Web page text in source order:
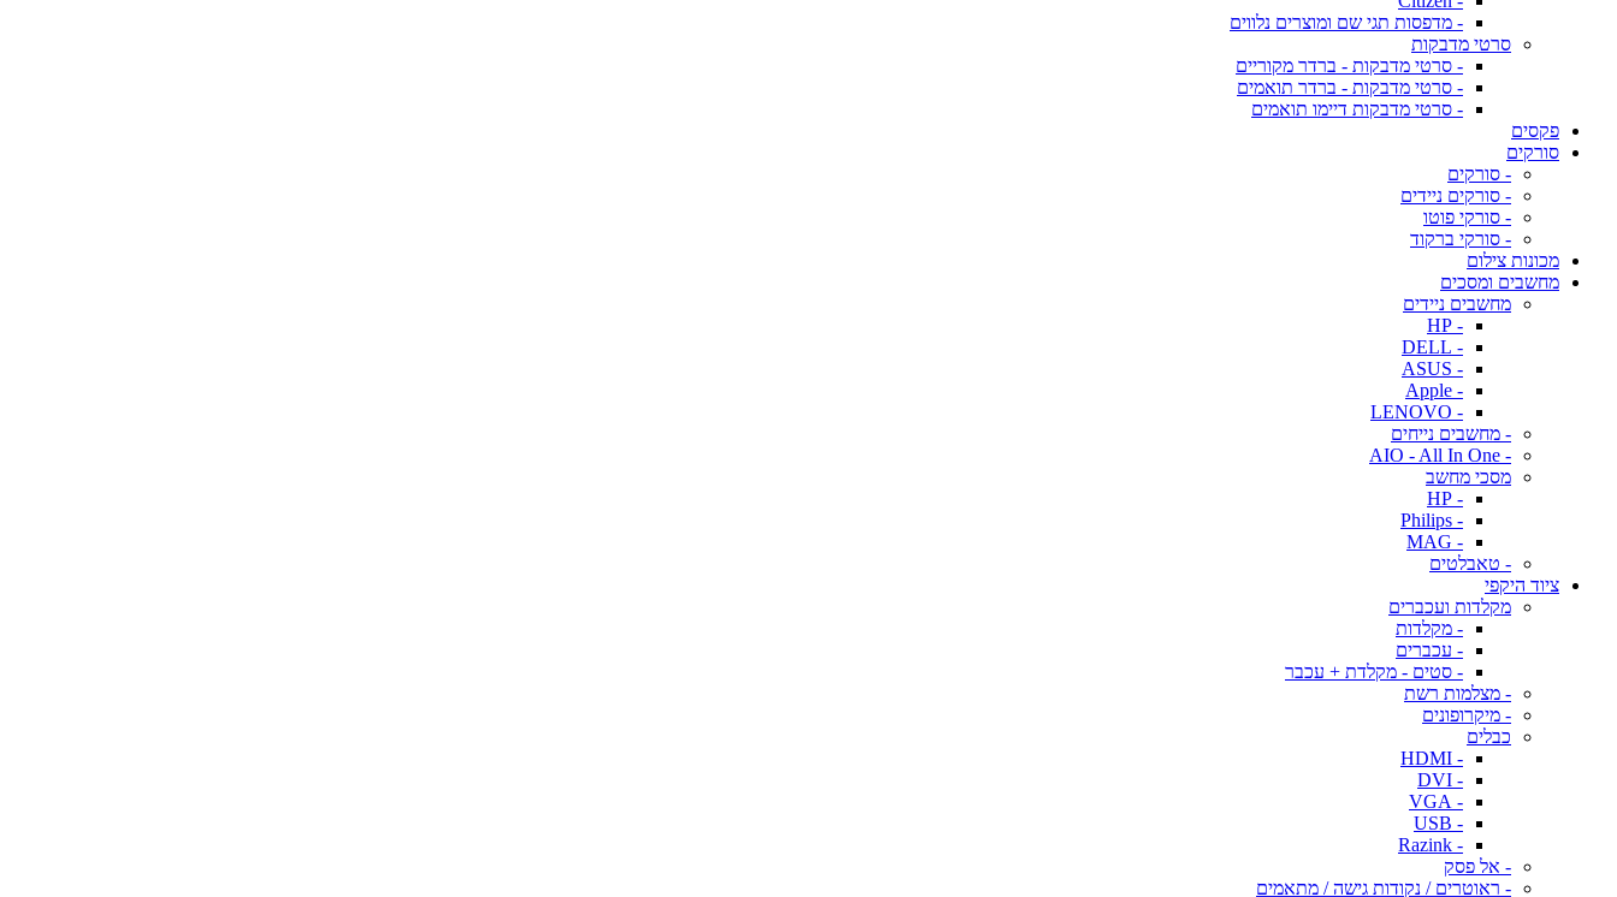
- מדפסות תגי שם ומוצרים נלווים
סרטי מדבקות
- סרטי מדבקות - ברדר מקוריים
- סרטי מדבקות - ברדר תואמים
- סרטי מדבקות דיימו תואמים
פקסים
סורקים
- סורקים
- סורקים ניידים
- סורקי פוטו
- סורקי ברקוד
מכונות צילום
מחשבים ומסכים
מחשבים ניידים
- HP
- DELL
- ASUS
- Apple
- LENOVO
- מחשבים נייחים
- AIO - All In One
מסכי מחשב
- HP
- Philips
- MAG
- טאבלטים
ציוד היקפי
מקלדות ועכברים
- מקלדות
- עכברים
- סטים - מקלדת + עכבר
- מצלמות רשת
- מיקרופונים
כבלים
- HDMI
- DVI
- VGA
- USB
- Razink
- אל פסק
- ראוטרים / נקודות גישה / מתאמים